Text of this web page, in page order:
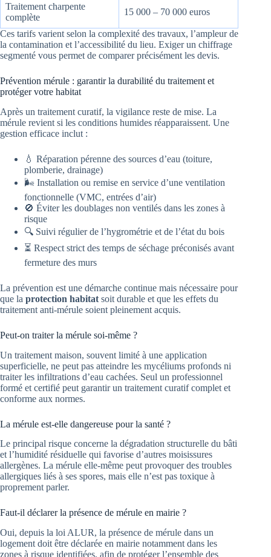
Traitement charpente
complète
15 000 – 70 000 euros
Ces tarifs varient selon la complexité des travaux, l’ampleur de
la contamination et l’accessibilité du lieu. Exiger un chiffrage
segmenté vous permet de comparer précisément les devis.
Prévention mérule : garantir la durabilité du traitement et
protéger votre habitat
Après un traitement curatif, la vigilance reste de mise. La
mérule revient si les conditions humides réapparaissent. Une
gestion efficace inclut :
💧 Réparation pérenne des sources d’eau (toiture,
plomberie, drainage)
🌬️ Installation ou remise en service d’une ventilation
fonctionnelle (VMC, entrées d’air)
🚫 Éviter les doublages non ventilés dans les zones à
risque
🔍 Suivi régulier de l’hygrométrie et de l’état du bois
⏳ Respect strict des temps de séchage préconisés avant
fermeture des murs
La prévention est une démarche continue mais nécessaire pour
que la protection habitat soit durable et que les effets du
traitement anti-mérule soient pleinement acquis.
Peut-on traiter la mérule soi-même ?
Un traitement maison, souvent limité à une application
superficielle, ne peut pas atteindre les mycéliums profonds ni
traiter les infiltrations d’eau cachées. Seul un professionnel
formé et certifié peut garantir un traitement curatif complet et
conforme aux normes.
La mérule est-elle dangereuse pour la santé ?
Le principal risque concerne la dégradation structurelle du bâti
et l’humidité résiduelle qui favorise d’autres moisissures
allergènes. La mérule elle-même peut provoquer des troubles
allergiques liés à ses spores, mais elle n’est pas toxique à
proprement parler.
Faut-il déclarer la présence de mérule en mairie ?
Oui, depuis la loi ALUR, la présence de mérule dans un
logement doit être déclarée en mairie notamment dans les
zones à risque identifiées, afin de protéger l’ensemble des